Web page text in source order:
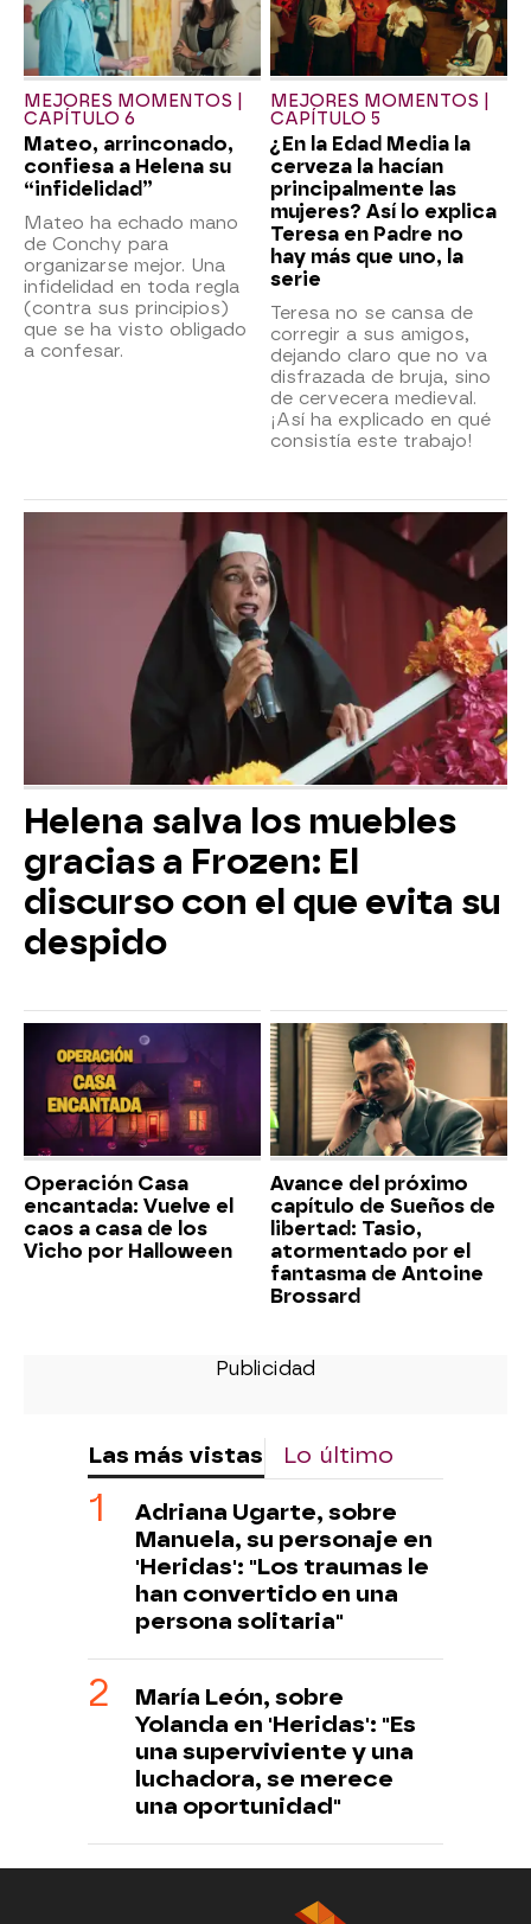
MEJORES MOMENTOS |
CAPÍTULO 6
Mateo, arrinconado,
confiesa a Helena su
“infidelidad”
Mateo ha echado mano
de Conchy para
organizarse mejor. Una
infidelidad en toda regla
(contra sus principios)
que se ha visto obligado
a confesar.
MEJORES MOMENTOS |
CAPÍTULO 5
¿En la Edad Media la
cerveza la hacían
principalmente las
mujeres? Así lo explica
Teresa en Padre no
hay más que uno, la
serie
Teresa no se cansa de
corregir a sus amigos,
dejando claro que no va
disfrazada de bruja, sino
de cervecera medieval.
¡Así ha explicado en qué
consistía este trabajo!
Helena salva los muebles
gracias a Frozen: El
discurso con el que evita su
despido
Operación Casa
encantada: Vuelve el
caos a casa de los
Vicho por Halloween
Avance del próximo
capítulo de Sueños de
libertad: Tasio,
atormentado por el
fantasma de Antoine
Brossard
Las más vistas Lo último
Adriana Ugarte, sobre
Manuela, su personaje en
'Heridas': "Los traumas le
han convertido en una
persona solitaria"
María León, sobre
Yolanda en 'Heridas': "Es
una superviviente y una
luchadora, se merece
una oportunidad"